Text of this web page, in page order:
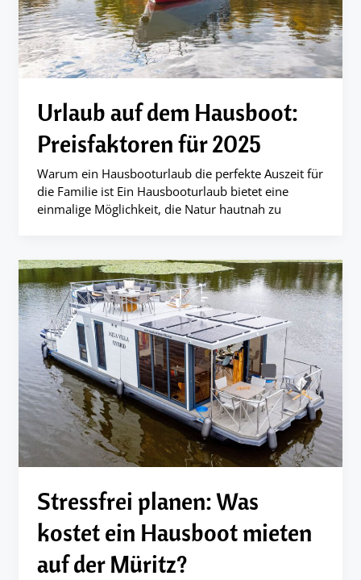
Urlaub auf dem Hausboot:
Preisfaktoren für 2025
Warum ein Hausbooturlaub die perfekte Auszeit für
die Familie ist Ein Hausbooturlaub bietet eine
einmalige Möglichkeit, die Natur hautnah zu
Stressfrei planen: Was
kostet ein Hausboot mieten
auf der Müritz?